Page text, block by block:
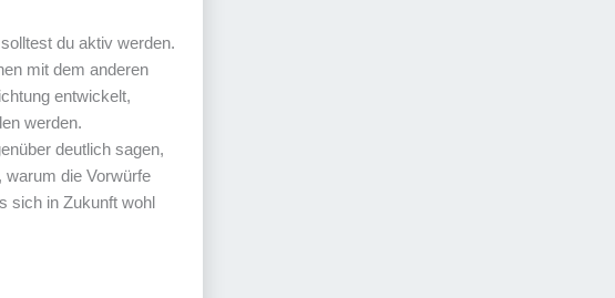
du aktiv werden.
mit dem anderen
entwickelt,
werden.
deutlich sagen,
warum die Vorwürfe
sich in Zukunft wohl